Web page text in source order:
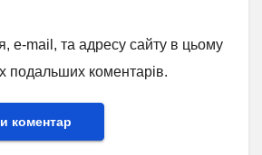
e-mail, та адресу сайту в цьому
подальших коментарів.